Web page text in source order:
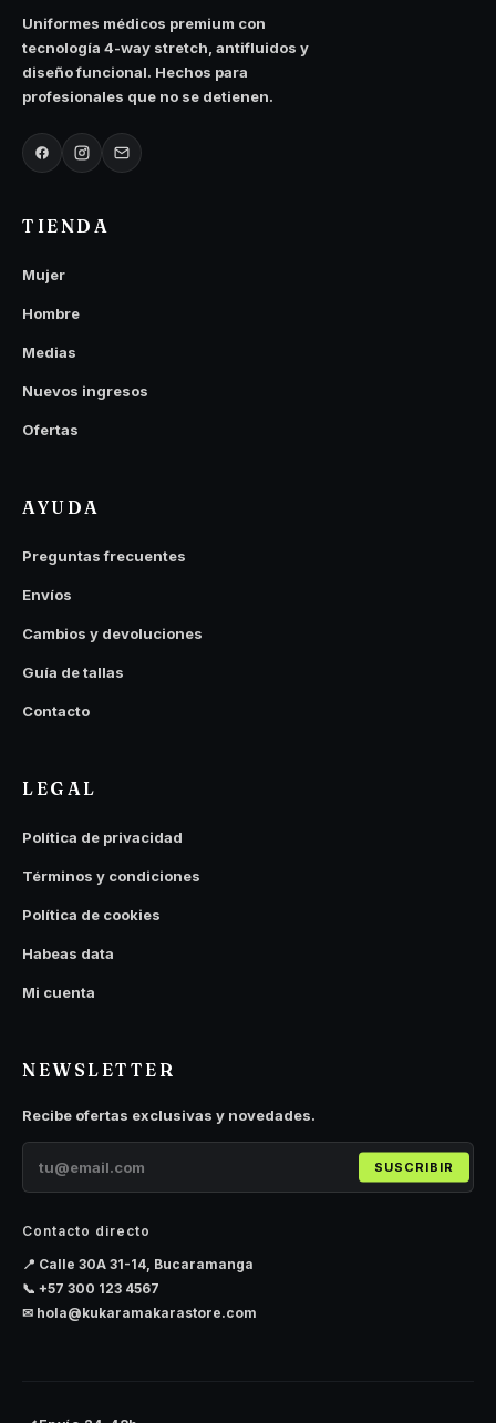
Uniformes médicos premium con
tecnología 4-way stretch, antifluidos y
diseño funcional. Hechos para
profesionales que no se detienen.
TIENDA
Mujer
Hombre
Medias
Nuevos ingresos
Ofertas
AYUDA
Preguntas frecuentes
Envíos
Cambios y devoluciones
Guía de tallas
Contacto
LEGAL
Política de privacidad
Términos y condiciones
Política de cookies
Habeas data
Mi cuenta
NEWSLETTER
Recibe ofertas exclusivas y novedades.
SUSCRIBIR
Contacto directo
📍 Calle 30A 31-14, Bucaramanga
📞 +57 300 123 4567
✉ hola@kukaramakarastore.com